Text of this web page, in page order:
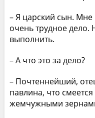
– Я царский сын.
очень трудное дело.
выполнить.
– А что это за дело?
– Почтеннейший,
павлина, что
жемчужными